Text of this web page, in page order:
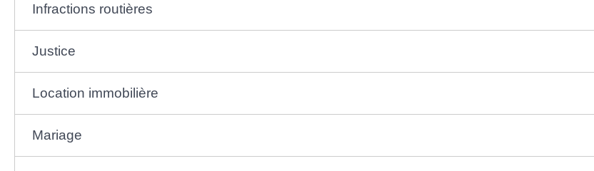
Infractions routières
Justice
Location immobilière
Mariage